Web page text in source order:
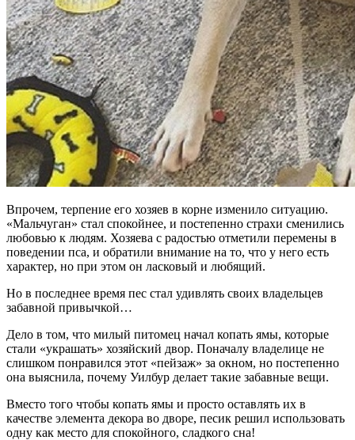
Впрочем, терпение его хозяев в корне изменило ситуацию.
«Мальчуган» стал спокойнее, и постепенно страхи сменились
любовью к людям. Хозяева с радостью отметили перемены в
поведении пса, и обратили внимание на то, что у него есть
характер, но при этом он ласковый и любящий.
Но в последнее время пес стал удивлять своих владельцев
забавной привычкой…
Дело в том, что милый питомец начал копать ямы, которые
стали «украшать» хозяйский двор. Поначалу владелице не
слишком понравился этот «пейзаж» за окном, но постепенно
она выяснила, почему Уилбур делает такие забавные вещи.
Вместо того чтобы копать ямы и просто оставлять их в
качестве элемента декора во дворе, песик решил использовать
одну как место для спокойного, сладкого сна!